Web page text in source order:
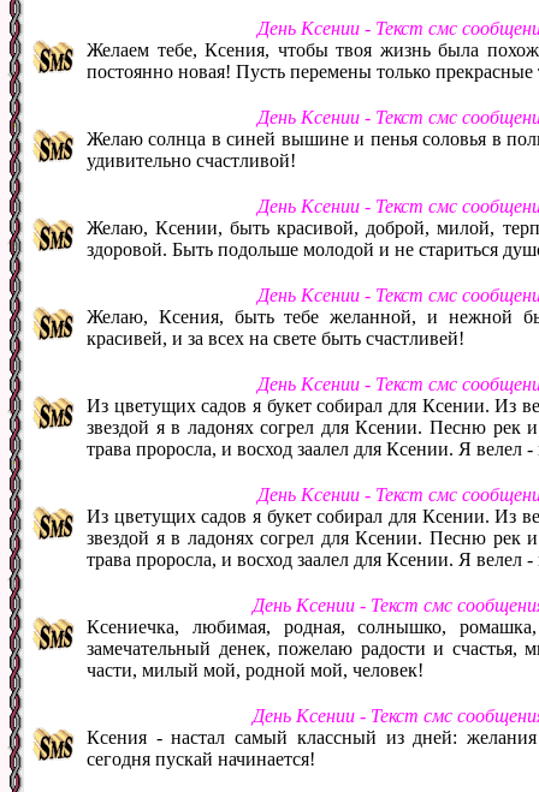
День Ксении - Текст смс
Желаем тебе, Ксения, чтобы твоя жизнь была
постоянно новая! Пусть перемены только
День Ксении - Текст смс
Желаю солнца в синей вышине и пенья соловья в
удивительно счастливой!
День Ксении - Текст смс
Желаю, Ксении, быть красивой, доброй, милой,
здоровой. Быть подольше молодой и не стариться
День Ксении - Текст смс
Желаю, Ксения, быть тебе желанной, и нежной
красивей, и за всех на свете быть счастливей!
День Ксении - Текст смс
Из цветущих садов я букет собирал для Ксении. Из
звездой я в ладонях согрел для Ксении. Песню
трава проросла, и восход заалел для Ксении. Я велел
День Ксении - Текст смс
Из цветущих садов я букет собирал для Ксении. Из
звездой я в ладонях согрел для Ксении. Песню
трава проросла, и восход заалел для Ксении. Я велел
День Ксении - Текст смс
Ксениечка, любимая, родная, солнышко,
замечательный денек, пожелаю радости и счастья,
части, милый мой, родной мой, человек!
День Ксении - Текст смс
Ксения - настал самый классный из дней:
сегодня пускай начинается!